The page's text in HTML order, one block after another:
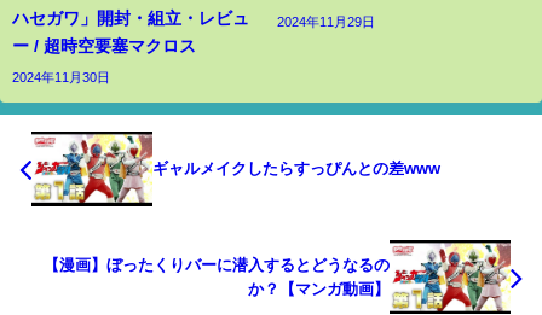
ハセガワ」開封・組立・レビュ
ー / 超時空要塞マクロス
2024年11月30日
2024年11月29日
ギャルメイクしたらすっぴんとの差www
【漫画】ぼったくりバーに潜入するとどうなるの
か？【マンガ動画】